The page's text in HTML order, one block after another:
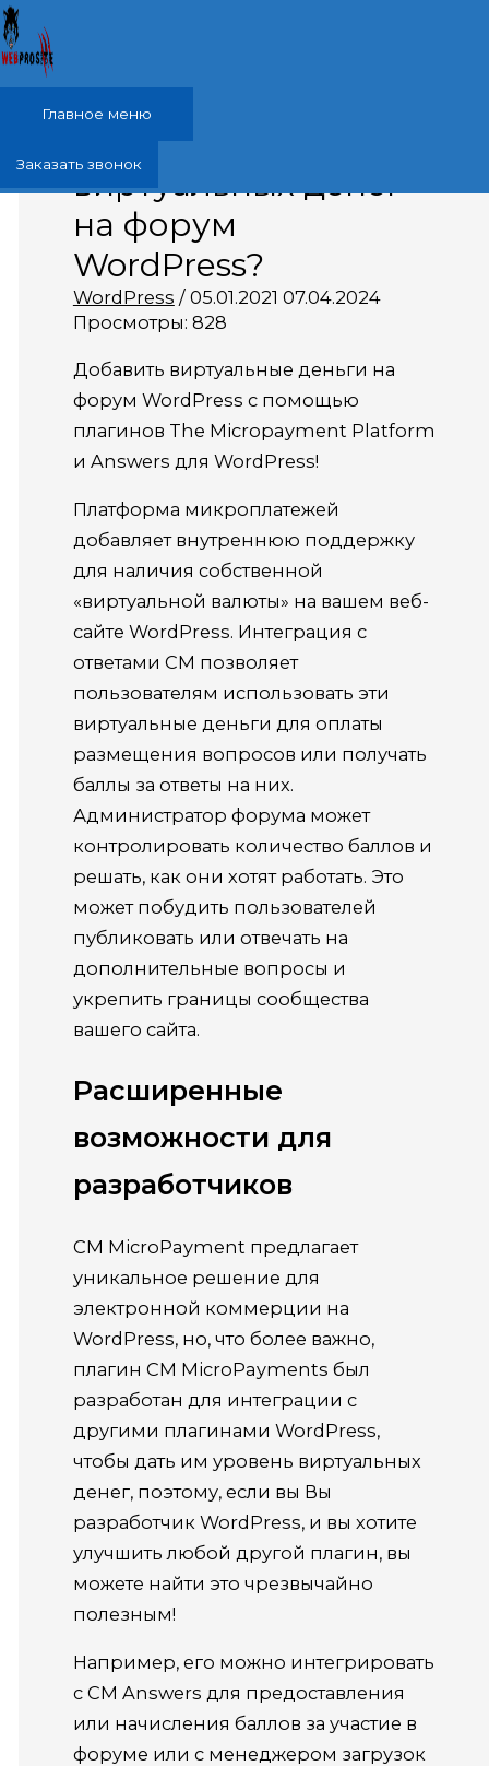
Перейти к содержимому
Главное меню
Заказать звонокКак добавить слой
виртуальных денег
на форум
WordPress?
WordPress / 05.01.2021 07.04.2024
Просмотры: 828
Добавить виртуальные деньги на
форум WordPress с помощью
плагинов The Micropayment Platform
и Answers для WordPress!
Платформа микроплатежей
добавляет внутреннюю поддержку
для наличия собственной
«виртуальной валюты» на вашем веб-
сайте WordPress. Интеграция с
ответами CM позволяет
пользователям использовать эти
виртуальные деньги для оплаты
размещения вопросов или получать
баллы за ответы на них.
Администратор форума может
контролировать количество баллов и
решать, как они хотят работать. Это
может побудить пользователей
публиковать или отвечать на
дополнительные вопросы и
укрепить границы сообщества
вашего сайта.
Расширенные
возможности для
разработчиков
CM MicroPayment предлагает
уникальное решение для
электронной коммерции на
WordPress, но, что более важно,
плагин CM MicroPayments был
разработан для интеграции с
другими плагинами WordPress,
чтобы дать им уровень виртуальных
денег, поэтому, если вы Вы
разработчик WordPress, и вы хотите
улучшить любой другой плагин, вы
можете найти это чрезвычайно
полезным!
Например, его можно интегрировать
с CM Answers для предоставления
или начисления баллов за участие в
форуме или с менеджером загрузок